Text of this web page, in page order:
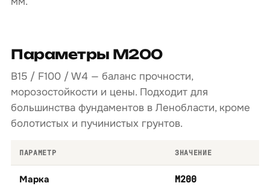
Параметры М200
B15 / F100 / W4 — баланс прочности,
морозостойкости и цены. Подходит для
большинства фундаментов в Ленобласти, кроме
болотистых и пучинистых грунтов.
ПАРАМЕТР ЗНАЧЕНИЕ
Марка М200